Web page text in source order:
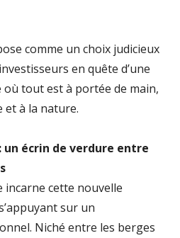
comme un choix judicieux
en quête d’une
tout est à portée de main,
et à la nature.
un écrin de verdure entre
incarne cette nouvelle
sur un
Niché entre les berges